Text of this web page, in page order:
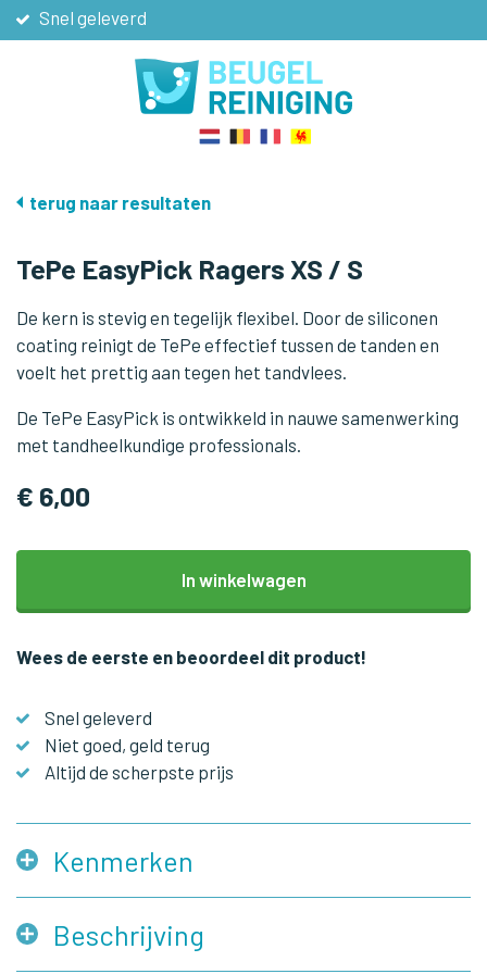
Snel geleverd
Niet goed, geld terug
De scherpste prijzen
Gratis verzending vanaf € 40
terug naar resultaten
TePe EasyPick Ragers XS / S
De kern is stevig en tegelijk flexibel. Door de siliconen
coating reinigt de TePe effectief tussen de tanden en
voelt het prettig aan tegen het tandvlees.
De TePe EasyPick is ontwikkeld in nauwe samenwerking
met tandheelkundige professionals.
€ 6,00
In winkelwagen
Wees de eerste en beoordeel dit product!
Snel geleverd
Niet goed, geld terug
Altijd de scherpste prijs
Kenmerken
Beschrijving